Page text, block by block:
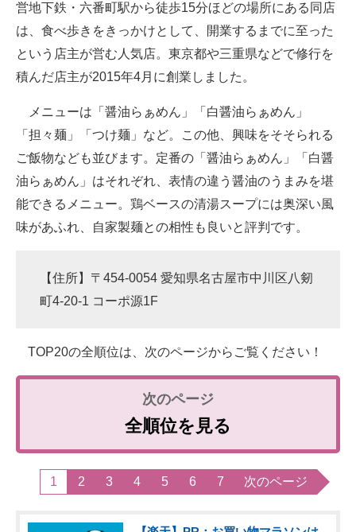
営地下鉄・六番町駅から徒歩15分ほどの場所にある同店
は、食べ歩きをきっかけとして、開業するまでに至った
という店主が営む人気店。東京都や三重県などで修行を
積んだ店主が2015年4月に創業しました。
メニューは「醤油らぁめん」「白醤油らぁめん」
「担々麺」「つけ麺」など。この他、興味をそそられる
ご飯物なども並びます。定番の「醤油らぁめん」「白醤
油らぁめん」はそれぞれ、表情の違う醤油のうまみを堪
能できるメニュー。鶏ベースの清湯スープには奥深い風
味があふれ、自家製麺との相性も良いと評判です。
【住所】〒454-0054 愛知県名古屋市中川区八剱
町4-20-1 コーポ源1F
TOP20の全順位は、次のページからご覧ください！
全順位を見る
1 2 3 4 5 6 7 次のページ